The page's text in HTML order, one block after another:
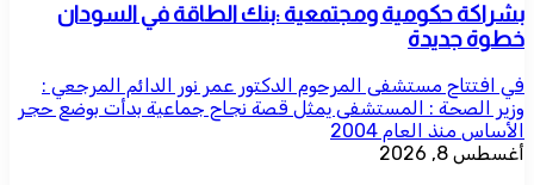
بشراكة حكومية ومجتمعية :بنك الطاقة في السودان
خطوة جديدة
في افتتاح مستشفى المرحوم الدكتور عمر نور الدائم المرجعي :
وزير الصحة : المستشفى يمثل قصة نجاح جماعية بدأت بوضع حجر
الأساس منذ العام 2004
أغسطس 8, 2026